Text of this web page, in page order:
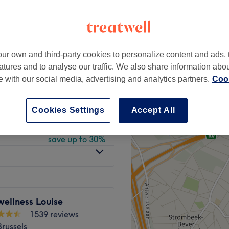
from €49
save up to 30%
save up to 30%
from €98
save up to 30%
Louise
1539 reviews
own and third-party cookies to personalize content and ads,
and to analyse our traffic. We also share information
with our social media, advertising and analytics partners.
Accept All
Cookies Settings